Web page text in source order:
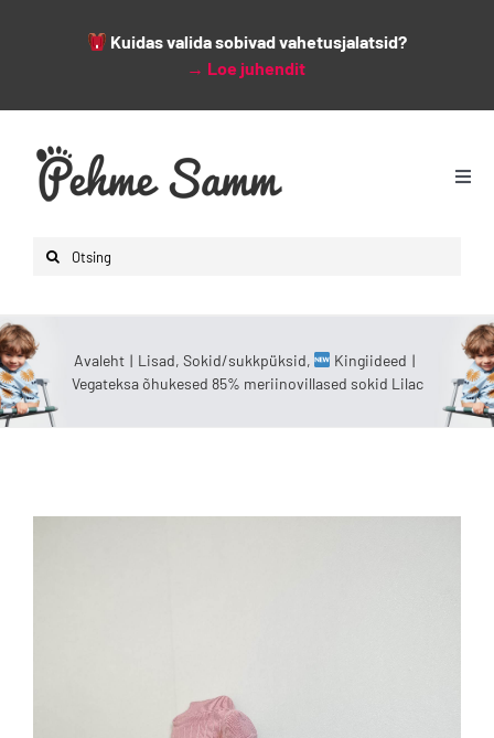
Kuidas valida sobivad vahetusjalatsid?
→ Loe juhendit
content
Search
Lapsed
Mehed
Lisad
Avaleht Lisad Sokid/sukkpüksid
Kingiideed
Vegateksa õhukesed 85% meriinovillased sokid Lilac